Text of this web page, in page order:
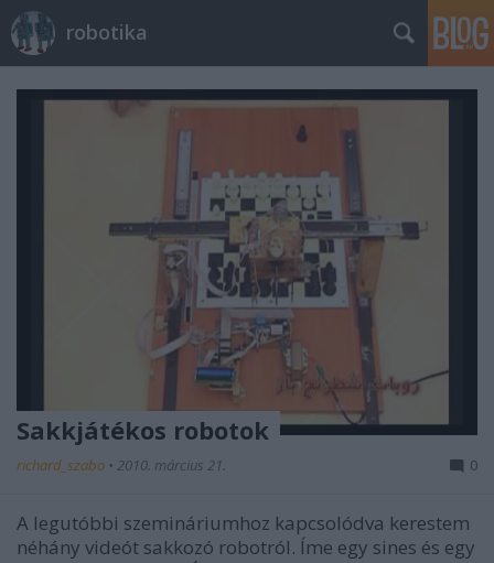
robotika
Sakkjátékos robotok
richard_szabo • 2010. március 21. 0
A legutóbbi szemináriumhoz kapcsolódva kerestem
néhány videót sakkozó robotról. Íme egy sines és egy